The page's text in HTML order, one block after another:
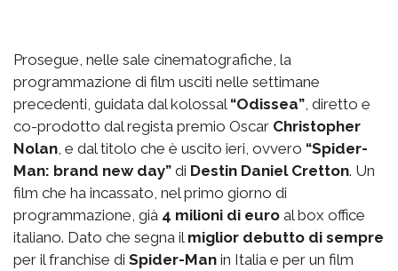
Prosegue, nelle sale cinematografiche, la
programmazione di film usciti nelle settimane
precedenti, guidata dal kolossal “Odissea” , diretto e
co-prodotto dal regista premio Oscar Christopher
Nolan , e dal titolo che è uscito ieri, ovvero “Spider-
Man: brand new day” di Destin Daniel Cretton. Un
film che ha incassato, nel primo giorno di
programmazione, già 4 milioni di euro al box office
italiano. Dato che segna il miglior debutto di sempre
per il franchise di Spider-Man in Italia e per un film